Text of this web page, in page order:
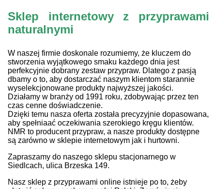
Sklep internetowy z przyprawami
naturalnymi
W naszej firmie doskonale rozumiemy, że kluczem do
stworzenia wyjątkowego smaku każdego dnia jest
perfekcyjnie dobrany zestaw przypraw. Dlatego z pasją
dbamy o to, aby dostarczać naszym klientom starannie
wyselekcjonowane produkty najwyższej jakości.
Działamy w branży od 1991 roku, zdobywając przez ten
czas cenne doświadczenie.
Dzięki temu nasza oferta została precyzyjnie dopasowana,
aby spełniaać oczekiwania szerokiego kręgu klientów.
NMR to producent przypraw, a nasze produkty dostępne
są zarówno w sklepie internetowym jak i hurtowni.
Zapraszamy do naszego sklepu stacjonarnego w
Siedlcach, ulica Brzeska 149.
Nasz sklep z przyprawami online istnieje po to, żeby